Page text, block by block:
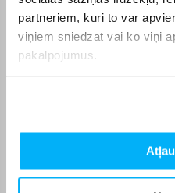
partneriem, kuri to var
viņiem sniedzat vai ko viņi
pakalpojumus.
Viedā lietotne
Piena tvertnes tilpums, ml